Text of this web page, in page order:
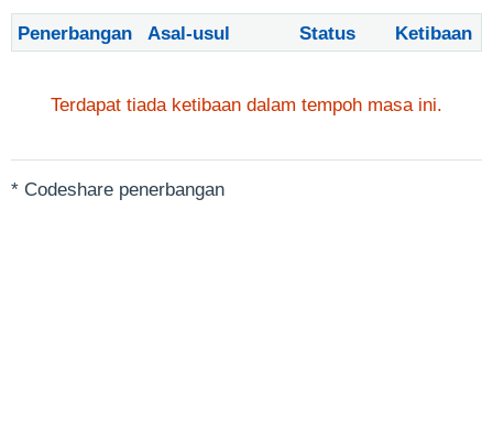
Penerbangan Asal-usul Status Ketibaan
Terdapat tiada ketibaan dalam tempoh masa ini.
* Codeshare penerbangan